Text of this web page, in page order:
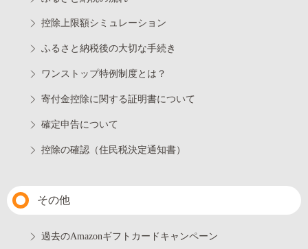
控除上限額シミュレーション
ふるさと納税後の大切な手続き
ワンストップ特例制度とは？
寄付金控除に関する証明書について
確定申告について
控除の確認（住民税決定通知書）
その他
過去のAmazonギフトカードキャンペーン